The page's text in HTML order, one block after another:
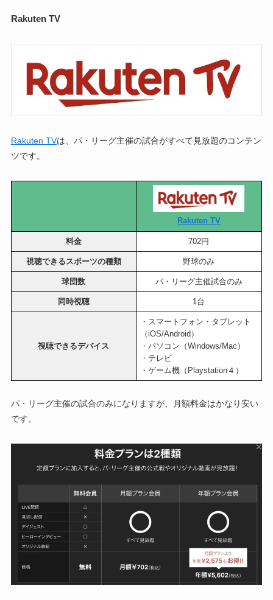
Rakuten TV
Rakuten TVは、パ・リーグ主催の試合がすべて見放題のコンテン
ツです。
Rakuten TV
料金 702円
視聴できるスポーツの種類 野球のみ
球団数 パ・リーグ主催試合のみ
同時視聴 1台
視聴できるデバイス
・スマートフォン・タブレット
（iOS/Android）
・パソコン（Windows/Mac）
・テレビ
・ゲーム機（Playstation４）
パ・リーグ主催の試合のみになりますが、月額料金はかなり安い
です。